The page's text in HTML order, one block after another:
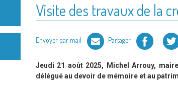
Visite des travaux de la
Envoyer par mail Partager Facebook
Jeudi 21 août 2025, Michel Arrouy,
délégué au devoir de mémoire et au